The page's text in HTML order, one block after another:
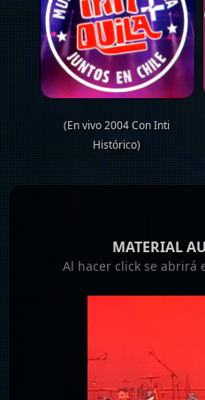
(En vivo 2004 Con Inti
Histórico)
MATERIAL
Al hacer click se abrirá